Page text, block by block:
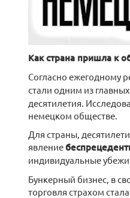
Как страна пришла к
Согласно ежегодному
стали одним из
десятилетия.
немецком обществе.
Для страны,
явление
индивидуальные
Бункерный бизнес, в
торговля страхом стала